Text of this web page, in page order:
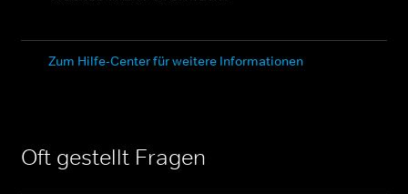
Zum Hilfe-Center für weitere Informationen
Oft gestellt Fragen